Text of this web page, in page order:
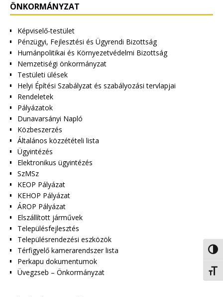
ÖNKORMÁNYZAT
Képviselő-testület
Pénzügyi, Fejlesztési és Ügyrendi Bizottság
Humánpolitikai és Környezetvédelmi Bizottság
Nemzetiségi önkormányzat
Testületi ülések
Helyi Építési Szabályzat és szabályozási tervlapjai
Rendeletek
Pályázatok
Dunavarsányi Napló
Közbeszerzés
Általános közzétételi lista
Ügyintézés
Elektronikus ügyintézés
SzMSz
KEOP Pályázat
KEHOP Pályázat
ÁROP Pályázat
Elszállított járművek
Településfejlesztés
Településrendezési eszközök
Térfigyelő kamerarendszer lista
Perkapu dokumentumok
Üvegzseb – Önkormányzat